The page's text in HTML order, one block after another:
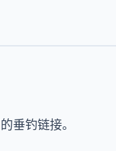
垂钓链接。